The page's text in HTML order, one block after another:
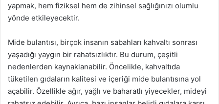
yapmak, hem fiziksel hem de zihinsel sağlığınızı olumlu
yönde etkileyecektir.
Mide bulantısı, birçok insanın sabahları kahvaltı sonrası
yaşadığı yaygın bir rahatsızlıktır. Bu durum, çeşitli
nedenlerden kaynaklanabilir. Öncelikle, kahvaltıda
tüketilen gıdaların kalitesi ve içeriği mide bulantısına yol
açabilir. Özellikle ağır, yağlı ve baharatlı yiyecekler, mideyi